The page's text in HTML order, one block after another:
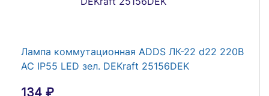
Лампа коммутационная ADDS ЛК-22 d22 220В
AC IP55 LED зел. DEKraft 25156DEK
134 ₽